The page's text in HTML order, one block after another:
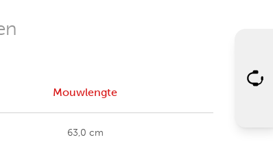
Mouwlengte
63,0 cm